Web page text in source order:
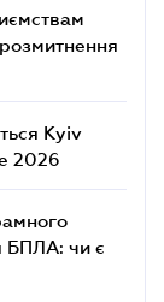
Kyiv
2026
БПЛА: чи є